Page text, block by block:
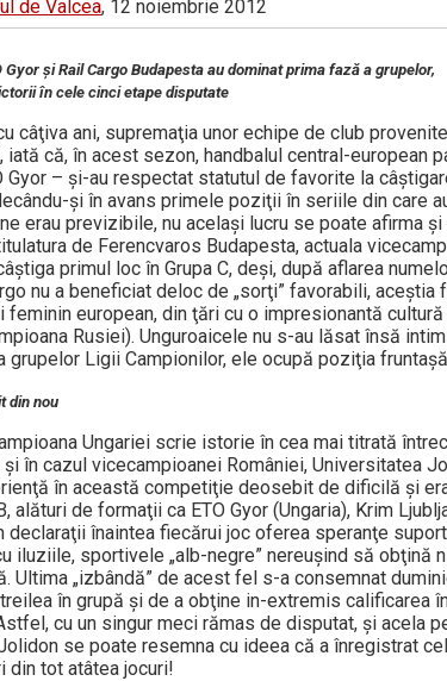
de Valcea, 12 noiembrie 2012
Gyor şi Rail Cargo Budapesta au dominat prima fază a grupelor,
în cele cinci etape disputate
câţiva ani, supre­ma­ţia unor echipe de club
iată că, în acest sezon, handbalul central-european
Gyor – şi-au respectat statutul de favorite la
şi în avans primele poziţii în seriile din care
erau previ­zi­bile, nu acelaşi lucru se poate afirma
de Ferencvaros Budapesta, actua­la
primul loc în Grupa C, deşi, după aflarea
nu a be­ne­ficiat deloc de „sorţi” favorabili,
feminin european, din ţări cu o impresionantă
Ru­si­ei). Unguroaicele nu s-au lăsat însă
grupelor Ligii Campionilor, ele ocu­pă poziţia
din nou
Ungariei scrie istorie în cea mai titrată
în cazul vicecampioanei României, Uni­­ver­sitatea
în această competiţie deo­se­bit de dificilă şi
alături de formaţii ca ETO Gyor (Ungaria), Krim
declaraţii înaintea fiecărui joc oferea speranţe
iluziile, sportivele „alb-negre” ne­reuşind să
Ultima „izbândă” de acest fel s-a consemnat
în grupă şi de a obţine in-extremis califi­ca­rea
cu un singur meci rămas de disputat, şi acela
se poate resemna cu ideea că a înregistrat
din tot atâtea jocuri!